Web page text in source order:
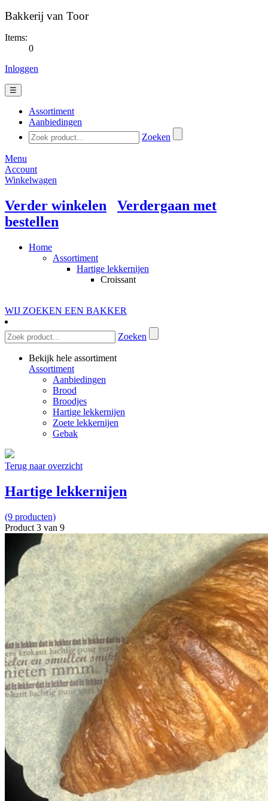
Bakkerij van Toor
Items:
0
Inloggen
☰
Assortiment
Aanbiedingen
Zoeken
Menu
Account
Winkelwagen
Verder winkelen
Verdergaan met
bestellen
Home
Assortiment
Hartige lekkernijen
Croissant
WIJ ZOEKEN EEN BAKKER
Zoeken
Bekijk hele assortiment
Assortiment
Aanbiedingen
Brood
Broodjes
Hartige lekkernijen
Zoete lekkernijen
Gebak
Terug naar overzicht
Hartige lekkernijen
(9 producten)
Product 3 van 9